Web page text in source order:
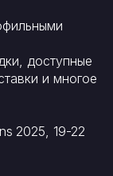
доступные
и многое
2025, 19-22